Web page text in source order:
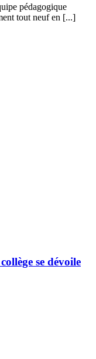
pédagogique
tout neuf en [...]
se dévoile